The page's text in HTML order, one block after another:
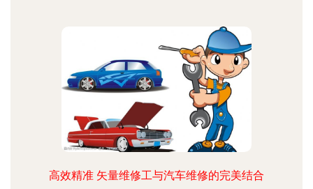
高效精准 矢量维修工与汽车维修的完美结合